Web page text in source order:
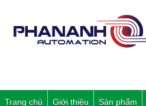
Trang chủ Giới thiệu Sản phẩm